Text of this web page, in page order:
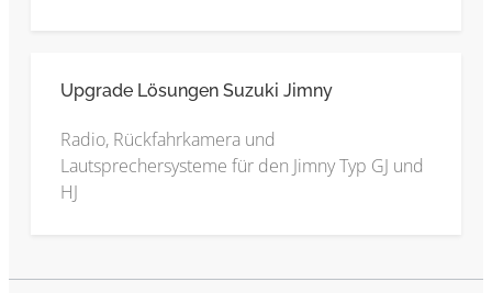
Upgrade Lösungen Suzuki Jimny
Radio, Rückfahrkamera und
Lautsprechersysteme für den Jimny Typ GJ und
HJ